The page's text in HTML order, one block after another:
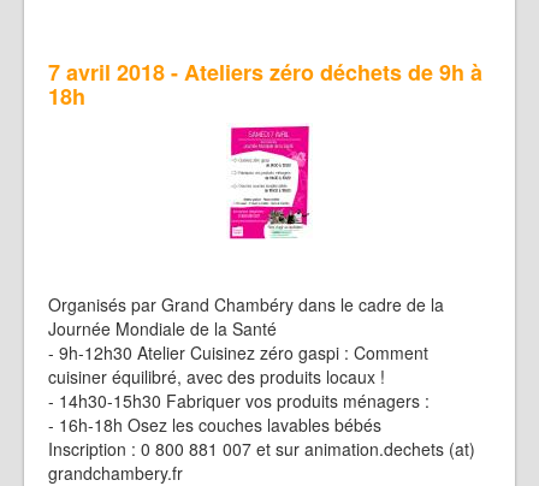
7 avril 2018 - Ateliers zéro déchets de 9h à
18h
Organisés par Grand Chambéry dans le cadre de la
Journée Mondiale de la Santé
- 9h-12h30 Atelier Cuisinez zéro gaspi : Comment
cuisiner équilibré, avec des produits locaux !
- 14h30-15h30 Fabriquer vos produits ménagers :
- 16h-18h Osez les couches lavables bébés
Inscription : 0 800 881 007 et sur animation.dechets (at)
grandchambery.fr